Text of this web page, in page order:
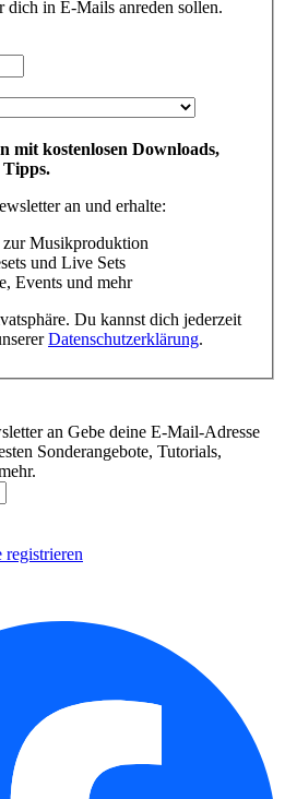
in E-Mails anreden sollen.
mit kostenlosen Downloads,
an und erhalte:
Musikproduktion
und Live Sets
Events und mehr
Du kannst dich jederzeit
Datenschutzerklärung.
an Gebe deine E-Mail-Adresse
Sonderangebote, Tutorials,